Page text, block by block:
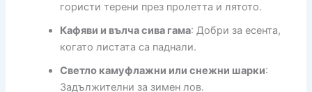
гористи терени през пролетта и лятото.
Кафяви и вълча сива гама: Добри за есента,
когато листата са паднали.
Светло камуфлажни или снежни шарки:
Задължителни за зимен лов.